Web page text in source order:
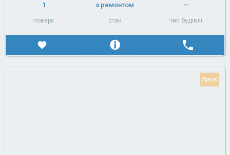
1
поверх
з ремонтом
стан
—
тип будівлі